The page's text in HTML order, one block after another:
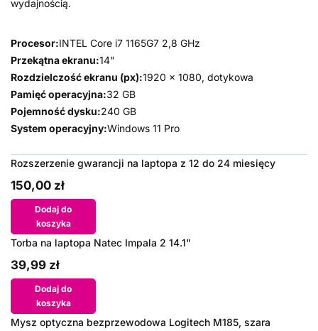
wydajnością.
Procesor:INTEL Core i7 1165G7 2,8 GHz
Przekątna ekranu:14"
Rozdzielczość ekranu (px):1920 x 1080, dotykowa
Pamięć operacyjna:32 GB
Pojemność dysku:240 GB
System operacyjny:Windows 11 Pro
Rozszerzenie gwarancji na laptopa z 12 do 24 miesięcy
150,00 zł
Dodaj do
koszyka
Torba na laptopa Natec Impala 2 14.1"
39,99 zł
Dodaj do
koszyka
Mysz optyczna bezprzewodowa Logitech M185, szara